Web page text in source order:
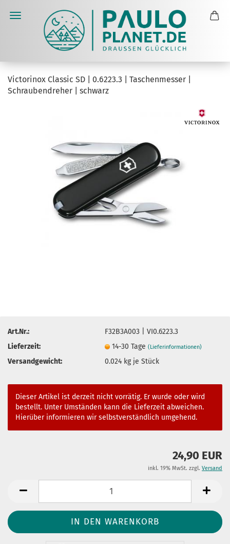
Victorinox Classic SD | 0.6223.3 | Taschenmesser |
Schraubendreher | schwarz
Art.Nr.:
F32B3A003 | VI0.6223.3
Lieferzeit:
14-30 Tage(Lieferinformationen)
Versandgewicht: 0.024 kg je Stück
Dieser Artikel ist derzeit nicht vorrätig. Er wurde oder wird
bestellt. Unter Umständen kann die Lieferzeit abweichen.
Hierüber informieren wir selbstverständlich umgehend.
24,90 EUR
inkl. 19% MwSt. zzgl. Versand